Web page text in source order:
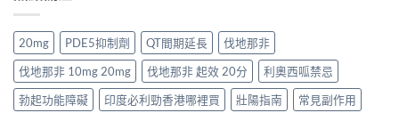
買
指
南〉
中
招
防
偽
鑑
品
排
行
榜
與
全
攻
略：
藥
房
利
香
港
價
格
全
攻
20mg PDE5抑制劑 QT間期延長
伐地那非
伐地那非 10mg 20mg
伐地那非 起效 20分
利奧西呱禁忌
勃起功能障礙
印度必利勁香港哪裡買 壯陽指南
常見副作用